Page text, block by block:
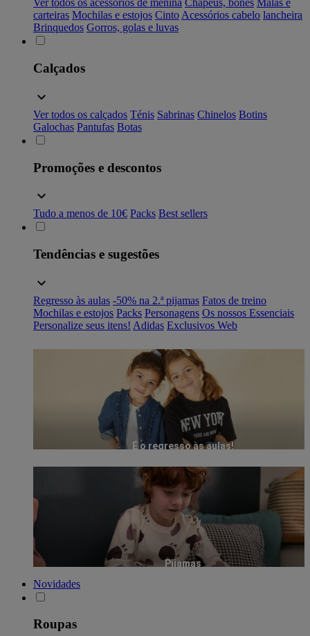
Ver todos os acessórios de menina Chapéus, bonés Malas e
carteiras Mochilas e estojos Cinto Acessórios cabelo lancheira
Brinquedos Gorros, golas e luvas
Calçados
Ver todos os calçados Ténis Sabrinas Chinelos Botins
Galochas Pantufas Botas
Promoções e descontos
Tudo a menos de 10€ Packs Best sellers
Tendências e sugestões
Regresso às aulas -50% na 2.ª pijamas Fatos de treino
Mochilas e estojos Packs Personagens Os nossos Essenciais
Personalize seus itens! Adidas Exclusivos Web
É o regresso às aulas!
Pijamas
Novidades
Roupas